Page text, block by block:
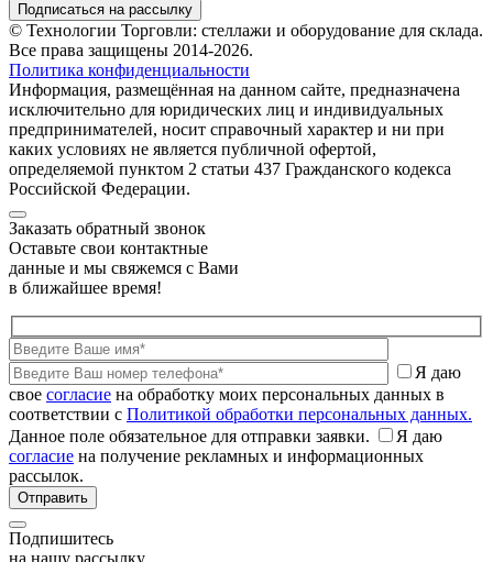
Подписаться на рассылку
© Технологии Торговли: стеллажи и оборудование для склада.
Все права защищены 2014-2026.
Политика конфиденциальности
Информация, размещённая на данном сайте, предназначена
исключительно для юридических лиц и индивидуальных
предпринимателей, носит справочный характер и ни при
каких условиях не является публичной офертой,
определяемой пунктом 2 статьи 437 Гражданского кодекса
Российской Федерации.
Заказать обратный звонок
Оставьте свои контактные
данные и мы свяжемся с Вами
в ближайшее время!
Я даю
свое согласие на обработку моих персональных данных в
соответствии с Политикой обработки персональных данных.
Данное поле обязательное для отправки заявки.
Я даю
согласие на получение рекламных и информационных
рассылок.
Подпишитесь
на нашу рассылку